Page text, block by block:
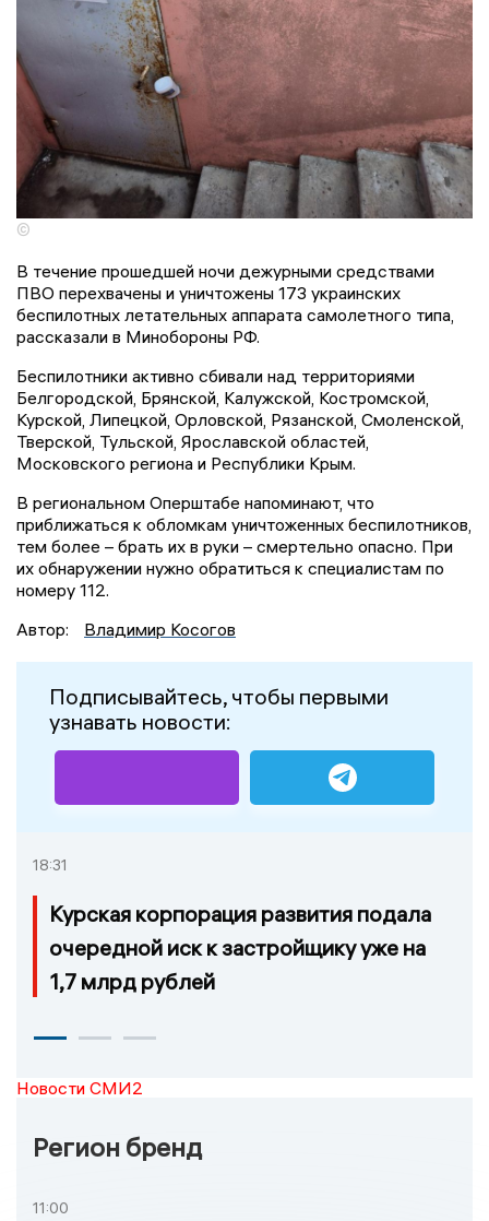
©
В течение прошедшей ночи дежурными средствами
ПВО перехвачены и уничтожены 173 украинских
беспилотных летательных аппарата самолетного типа,
рассказали в Минобороны РФ.
Беспилотники активно сбивали над территориями
Белгородской, Брянской, Калужской, Костромской,
Курской, Липецкой, Орловской, Рязанской, Смоленской,
Тверской, Тульской, Ярославской областей,
Московского региона и Республики Крым.
В региональном Оперштабе напоминают, что
приближаться к обломкам уничтоженных беспилотников,
тем более – брать их в руки – смертельно опасно. При
их обнаружении нужно обратиться к специалистам по
номеру 112.
Автор:
Владимир Косогов
Подписывайтесь, чтобы первыми
узнавать новости:
18:31
Курская корпорация развития подала
очередной иск к застройщику уже на
1,7 млрд рублей
Новости СМИ2
Регион бренд
11:00